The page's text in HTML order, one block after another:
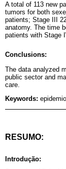
A total of 113 new
tumors for both
patients; Stage III
anatomy. The time
patients with Stage
Conclusions:
The data analyzed
public sector and
care.
Keywords:
RESUMO:
Introdução: